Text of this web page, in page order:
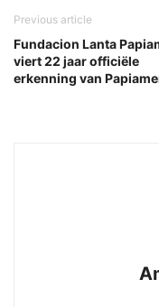
Previous article
Fundacion Lanta
viert 22 jaar officiële
erkenning van